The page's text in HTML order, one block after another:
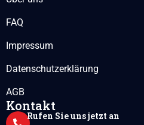
FAQ
Impressum
Datenschutzerklärung
AGB
Kontakt
Rufen Sie uns jetzt an